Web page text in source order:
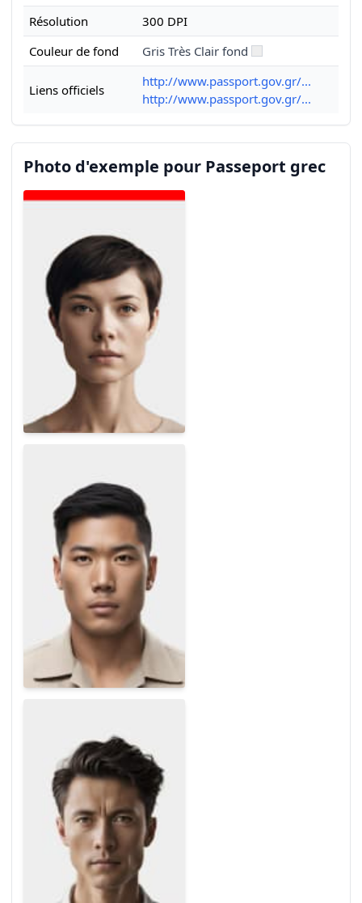
Résolution
300 DPI
Couleur de fond
Gris Très Clair fond
Liens officiels
http://www.passport.gov.gr/...
http://www.passport.gov.gr/...
Photo d'exemple pour Passeport grec